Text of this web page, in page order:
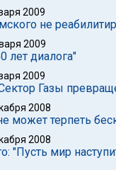
2009
не
2009
лет диалога"
2009
Газы
2008
может терпеть
2008
"Пусть мир